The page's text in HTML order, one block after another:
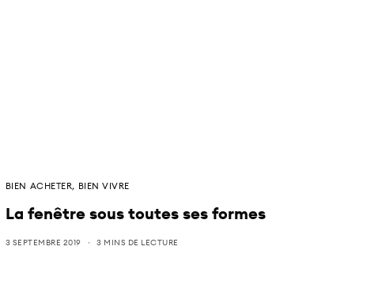
BIEN ACHETER, BIEN VIVRE
La fenêtre sous toutes ses formes
3 SEPTEMBRE 2019 3 MINS DE LECTURE